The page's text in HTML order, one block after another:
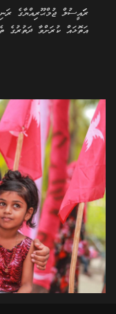
ރަަައީސުލް ޖުމްޙޫރިއްޔާގެ
އަތޮޅައް ކުރަށްވާ ދަތުރުގެ